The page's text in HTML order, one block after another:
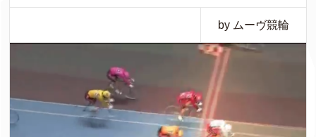
by ムーヴ競輪